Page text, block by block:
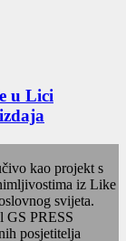
u Lici
kao projekt s
iz Like
svijeta.
GS PRESS
posjetitelja